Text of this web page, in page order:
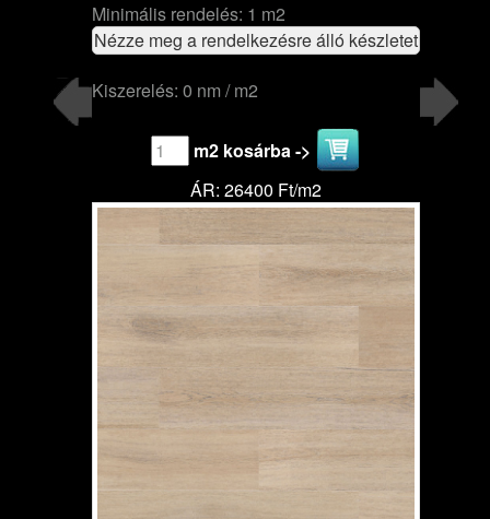
Minimális rendelés: 1 m2
Nézze meg a rendelkezésre álló készletet
Kiszerelés: 0 nm / m2
m2 kosárba ->
ÁR: 26400 Ft/m2